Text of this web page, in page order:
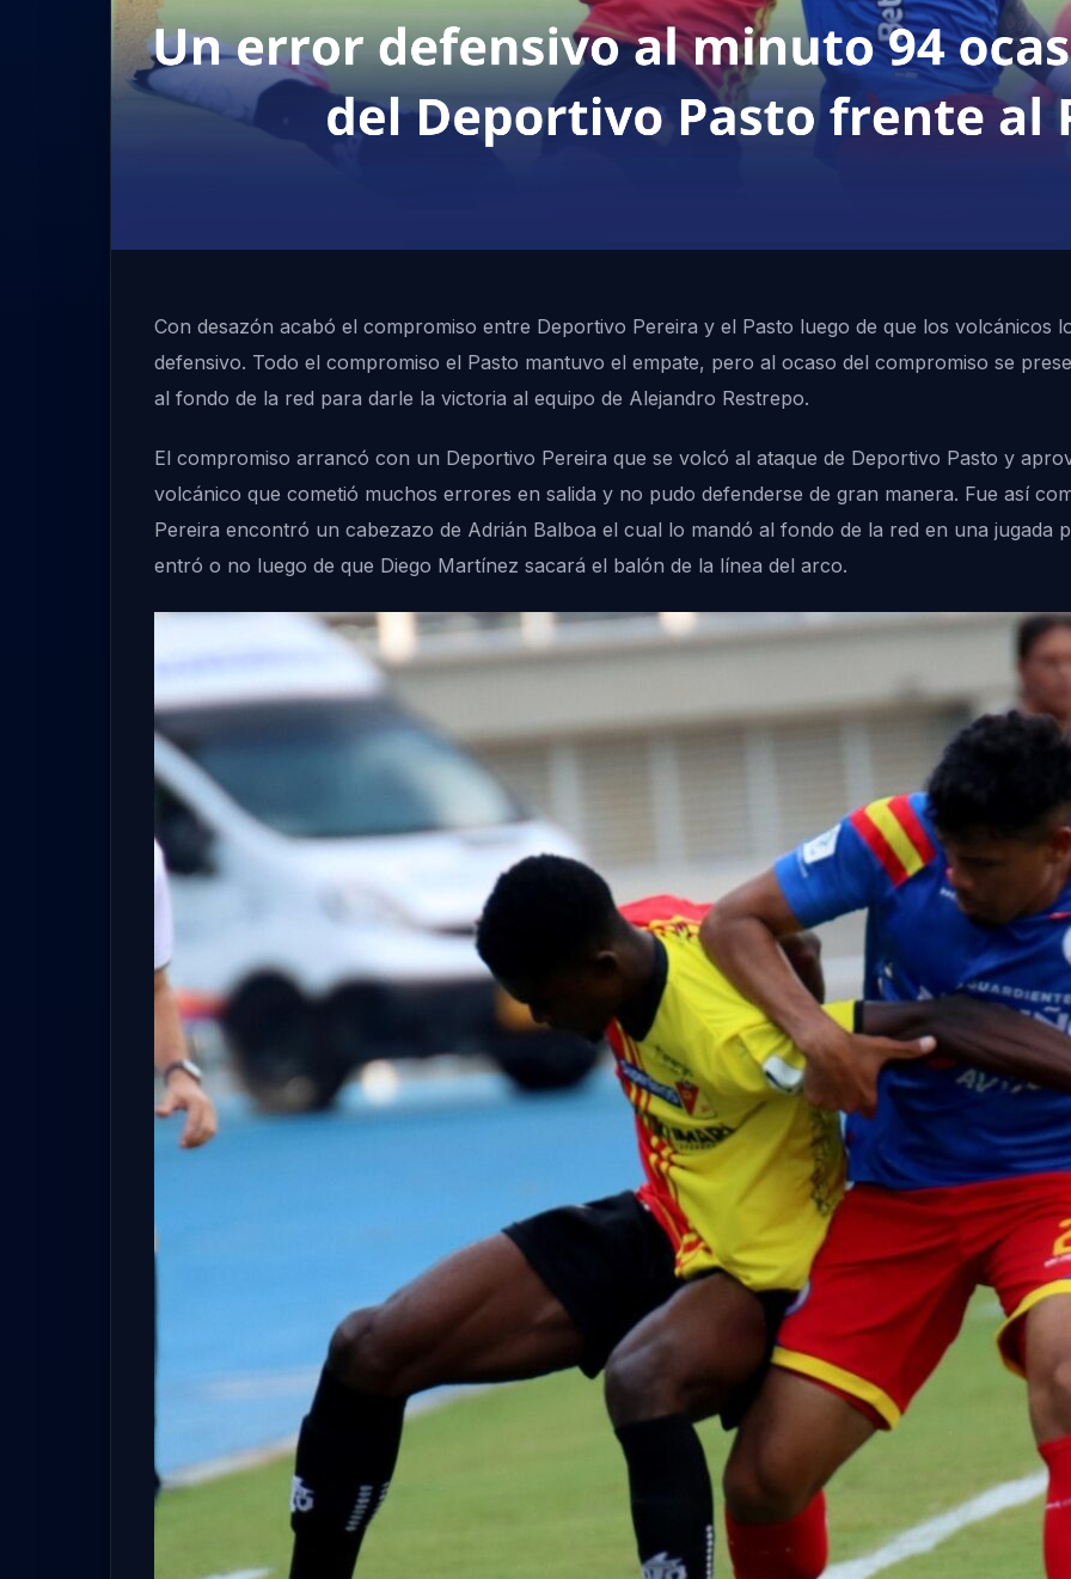
Con desazón acabó el compromiso entre Deportivo Pereira y el Pasto luego de que los
defensivo. Todo el compromiso el Pasto mantuvo el empate, pero al ocaso del compromiso se
al fondo de la red para darle la victoria al equipo de Alejandro Restrepo.
El compromiso arrancó con un Deportivo Pereira que se volcó al ataque de Deportivo Pasto y
volcánico que cometió muchos errores en salida y no pudo defenderse de gran manera. Fue así
Pereira encontró un cabezazo de Adrián Balboa el cual lo mandó al fondo de la red en una jugada
entró o no luego de que Diego Martínez sacará el balón de la línea del arco.